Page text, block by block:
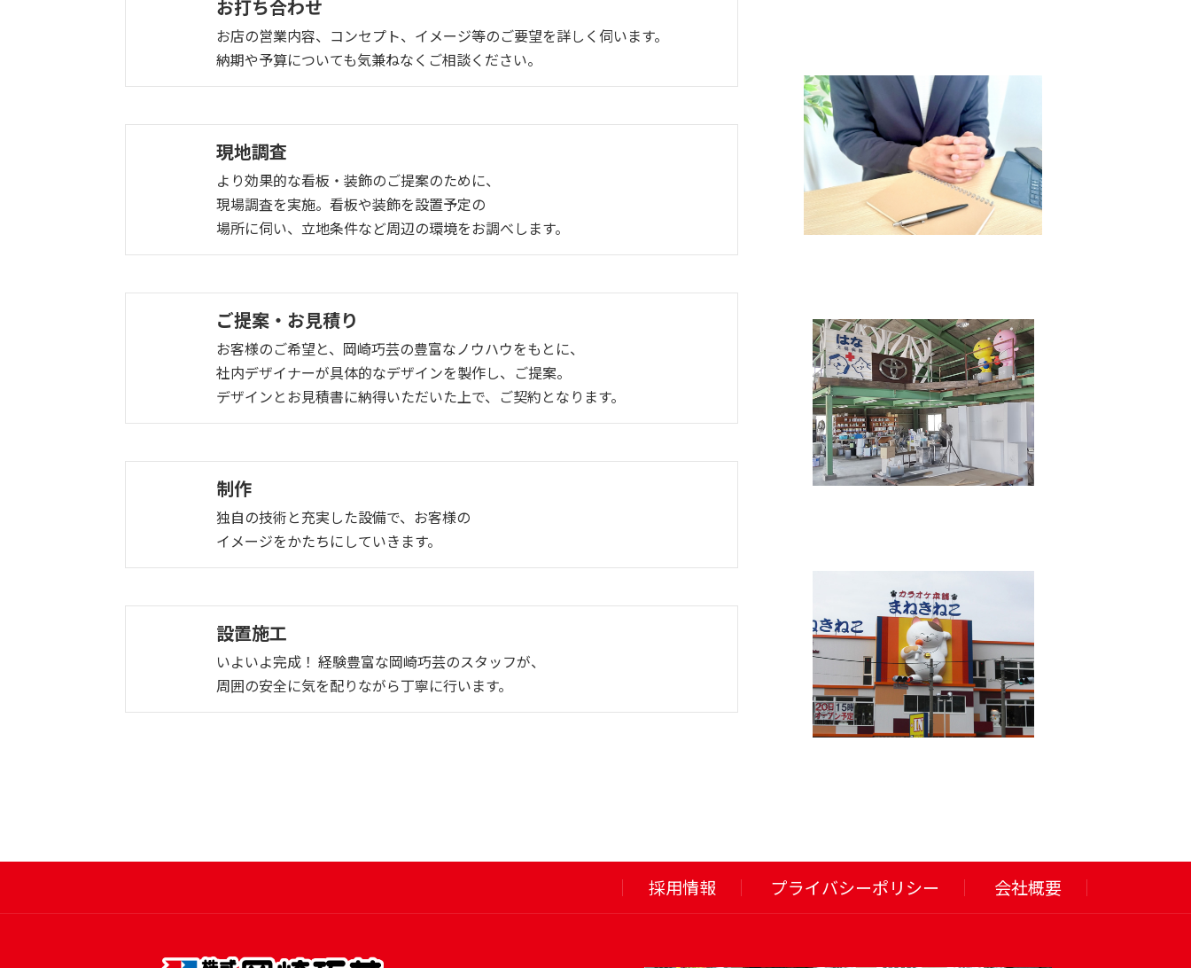
お打ち合わせ
お店の営業内容、コンセプト、イメージ等のご要望を詳しく伺います。
納期や予算についても気兼ねなくご相談ください。
現地調査
より効果的な看板・装飾のご提案のために、
現場調査を実施。看板や装飾を設置予定の
場所に伺い、立地条件など周辺の環境をお調べします。
ご提案・お見積り
お客様のご希望と、岡崎巧芸の豊富なノウハウをもとに、
社内デザイナーが具体的なデザインを製作し、ご提案。
デザインとお見積書に納得いただいた上で、ご契約となります。
制作
独自の技術と充実した設備で、お客様の
イメージをかたちにしていきます。
設置施工
いよいよ完成！ 経験豊富な岡崎巧芸のスタッフが、
周囲の安全に気を配りながら丁寧に行います。
採用情報 プライバシーポリシー 会社概要